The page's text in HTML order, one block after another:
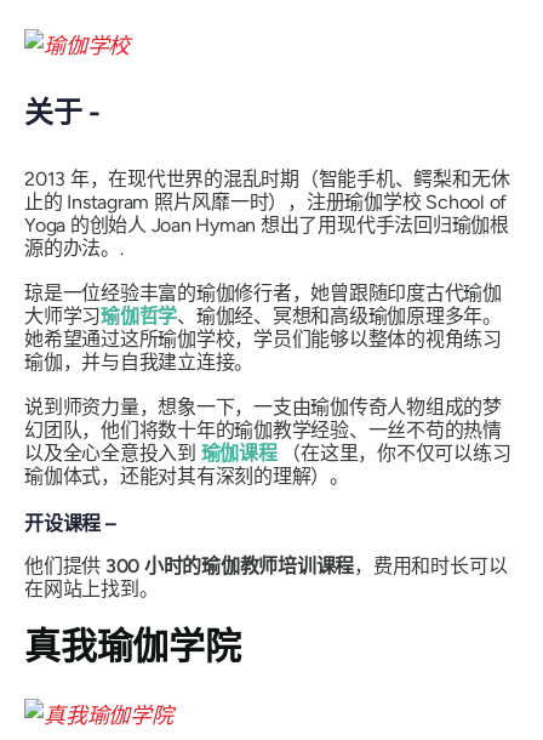
关于 -
2013 年，在现代世界的混乱时期（智能手机、鳄梨和无休
止的 Instagram 照片风靡一时），注册瑜伽学校 School of
Yoga 的创始人 Joan Hyman 想出了用现代手法回归瑜伽根
源的办法。.
琼是一位经验丰富的瑜伽修行者，她曾跟随印度古代瑜伽
大师学习瑜伽哲学、瑜伽经、冥想和高级瑜伽原理多年。
她希望通过这所瑜伽学校，学员们能够以整体的视角练习
瑜伽，并与自我建立连接。
说到师资力量，想象一下，一支由瑜伽传奇人物组成的梦
幻团队，他们将数十年的瑜伽教学经验、一丝不苟的热情
以及全心全意投入到 瑜伽课程（在这里，你不仅可以练习
瑜伽体式，还能对其有深刻的理解）。
开设课程 –
他们提供 300 小时的瑜伽教师培训课程，费用和时长可以
在网站上找到。
真我瑜伽学院